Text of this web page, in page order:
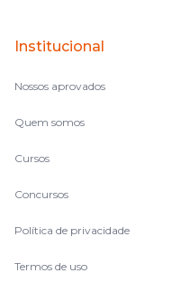
no volume de matérias.
Institucional
Nossos aprovados
Quem somos
Cursos
Concursos
Política de privacidade
Termos de uso